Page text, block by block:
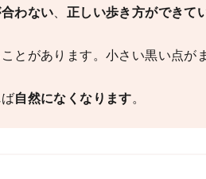
わない、 正しい歩き方ができて
とがあります。小さい黒い点が
自然になくなります。